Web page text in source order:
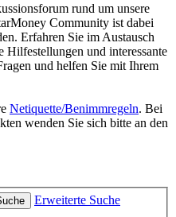
rund um unsere
Community ist dabei
Erfahren Sie im Austausch
und interessante
und helfen Sie mit Ihrem
Netiquette/Benimmregeln. Bei
wenden Sie sich bitte an den
Erweiterte Suche